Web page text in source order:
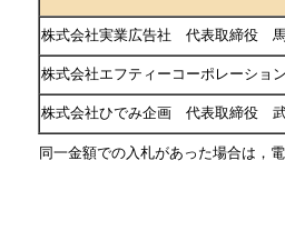
株式会社実業広告社 代表取締役
株式会社エフティーコーポレーシ
株式会社ひでみ企画 代表取締役
同一金額での入札があった場合は，